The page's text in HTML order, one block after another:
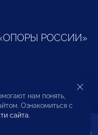
«ОПОРЫ РОССИИ»
и
нам понять,
Ознакомиться с
сайта.